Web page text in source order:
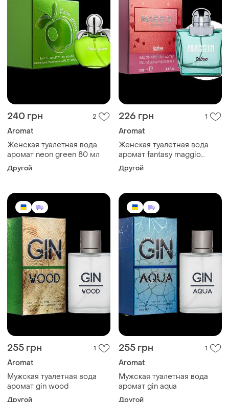
240 грн 2
Aromat
Женская туалетная вода
аромат neon green 80 мл
Другой
226 грн 1
Aromat
Женская туалетная вода
аромат fantasy maggio
taboo 100 мл
Другой
255 грн 1
Aromat
Мужская туалетная вода
аромат gin wood
Другой
255 грн 1
Aromat
Мужская туалетная вода
аромат gin aqua
Другой